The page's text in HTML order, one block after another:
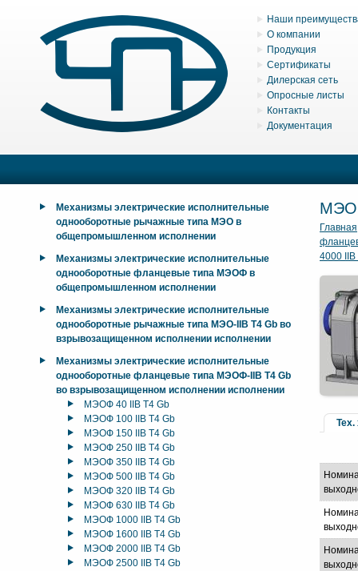
Наши
О компании
Продукция
Сертификаты
Дилерская сеть
Опросные листы
Контакты
Документация
Механизмы электрические исполнительные
однооборотные рычажные типа МЭО в
общепромышленном исполнении
Механизмы электрические исполнительные
однооборотные фланцевые типа МЭОФ в
общепромышленном исполнении
Механизмы электрические исполнительные
однооборотные рычажные типа МЭО-IIB T4 Gb во
взрывозащищенном исполнении исполнении
Механизмы электрические исполнительные
однооборотные фланцевые типа МЭОФ-IIB T4 Gb
во взрывозащищенном исполнении исполнении
МЭОФ 40 IIB T4 Gb
МЭОФ 100 IIB T4 Gb
МЭОФ 150 IIB T4 Gb
МЭОФ 250 IIB T4 Gb
МЭОФ 350 IIB T4 Gb
МЭОФ 500 IIB T4 Gb
МЭОФ 320 IIB T4 Gb
МЭОФ 630 IIB T4 Gb
МЭОФ 1000 IIB T4 Gb
МЭОФ 1600 IIB T4 Gb
МЭОФ 2000 IIB T4 Gb
МЭОФ 2500 IIB T4 Gb
Главная
4000 IIB
Тех.